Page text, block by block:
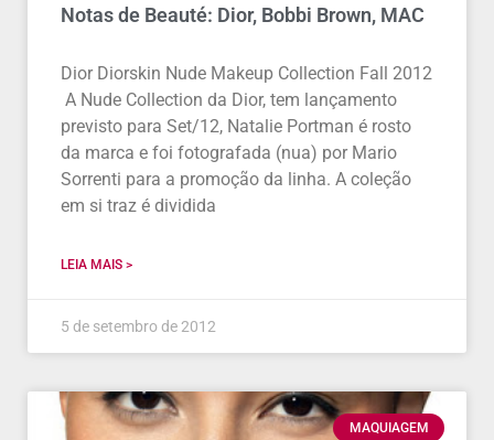
Notas de Beauté: Dior, Bobbi Brown, MAC
Dior Diorskin Nude Makeup Collection Fall 2012
A Nude Collection da Dior, tem lançamento
previsto para Set/12, Natalie Portman é rosto
da marca e foi fotografada (nua) por Mario
Sorrenti para a promoção da linha. A coleção
em si traz é dividida
LEIA MAIS >
5 de setembro de 2012
MAQUIAGEM